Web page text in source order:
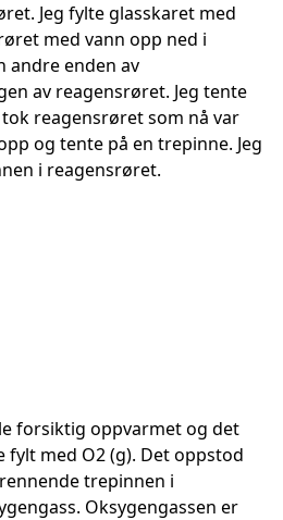
Jeg fylte glasskaret med
med vann opp ned i
andre enden av
av reagensrøret. Jeg tente
reagensrøret som nå var
og tente på en trepinne. Jeg
i reagensrøret.
forsiktig oppvarmet og det
med O2 (g). Det oppstod
trepinnen i
Oksygengassen er